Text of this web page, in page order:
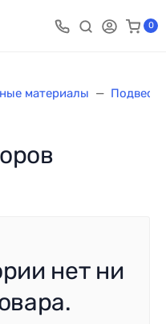
0
материалы Подвеска
нет ни